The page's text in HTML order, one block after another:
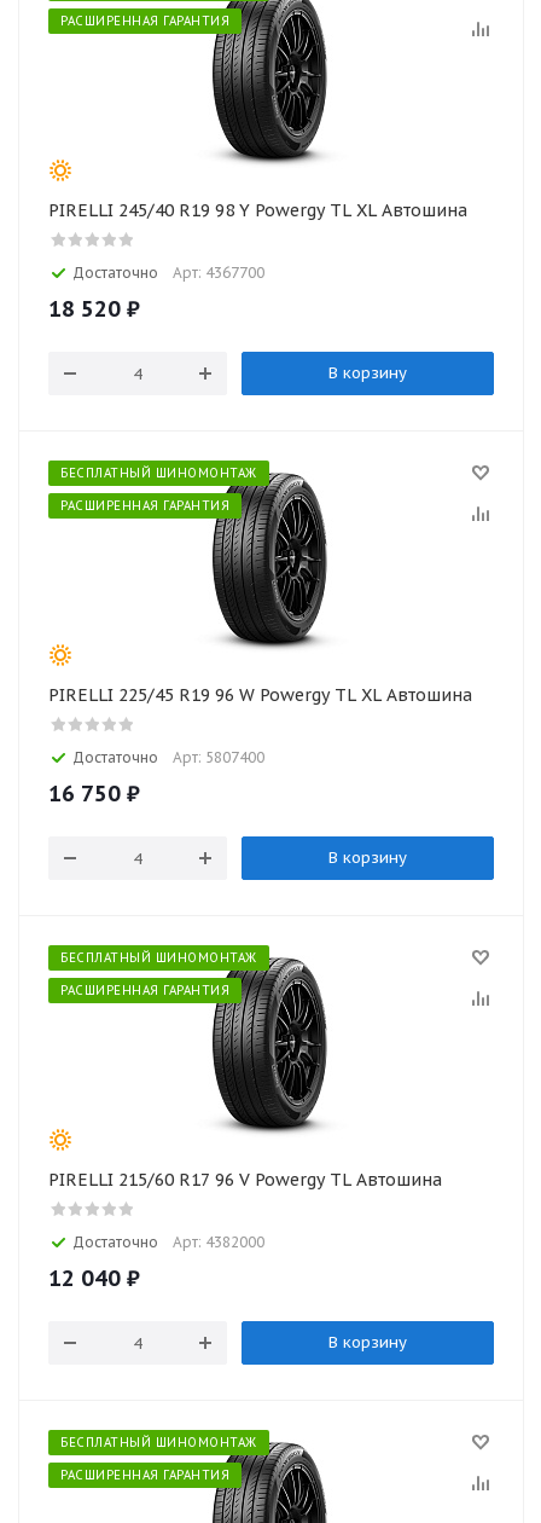
РАСШИРЕННАЯ ГАРАНТИЯ
PIRELLI 245/40 R19 98 Y Powergy TL XL Автошина
Достаточно Арт: 4367700
18 520 ₽
В корзину
БЕСПЛАТНЫЙ ШИНОМОНТАЖ
РАСШИРЕННАЯ ГАРАНТИЯ
PIRELLI 225/45 R19 96 W Powergy TL XL Автошина
Достаточно Арт: 5807400
16 750 ₽
В корзину
БЕСПЛАТНЫЙ ШИНОМОНТАЖ
РАСШИРЕННАЯ ГАРАНТИЯ
PIRELLI 215/60 R17 96 V Powergy TL Автошина
Достаточно Арт: 4382000
12 040 ₽
В корзину
БЕСПЛАТНЫЙ ШИНОМОНТАЖ
РАСШИРЕННАЯ ГАРАНТИЯ